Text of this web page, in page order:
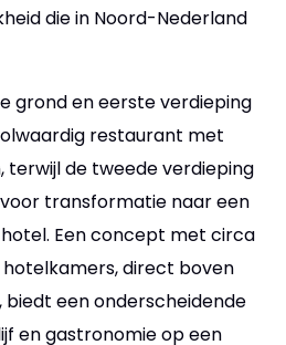
die in Noord-Nederland
grond en eerste verdieping
restaurant met
terwijl de tweede verdieping
transformatie naar een
Een concept met circa
direct boven
een onderscheidende
en gastronomie op een